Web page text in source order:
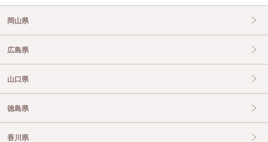
岡山県
広島県
山口県
徳島県
香川県